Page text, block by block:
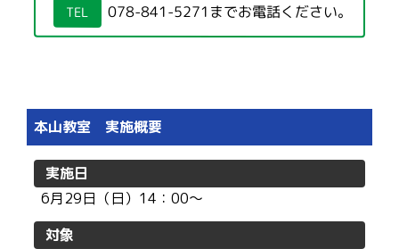
TEL 078-841-5271 までお電話ください。
本山教室 実施概要
実施日
6月29日（日）14：00〜
対象